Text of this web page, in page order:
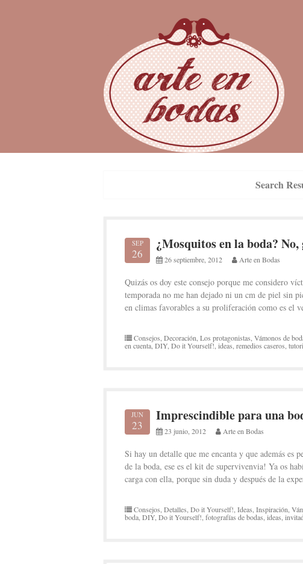
Search
SEP
26
¿Mosquitos en la boda? No,
26 septiembre, 2012 Arte en Bodas
Quizás os doy este consejo porque me considero
temporada no me han dejado ni un cm de piel sin
en climas favorables a su proliferación como es el
Consejos Decoración Los protagonistas Vámonos de
en cuenta, DIY Do it Yourself! ideas remedios caseros
JUN
23
Imprescindible para una
23 junio, 2012 Arte en Bodas
Si hay un detalle que me encanta y que además es
de la boda, ese es el kit de supervivenvia! Ya os
carga con ella, porque sin duda y después de la
Consejos Detalles Do it Yourself! Ideas Inspiración
boda DIY Do it Yourself! fotografías de bodas ,ideas